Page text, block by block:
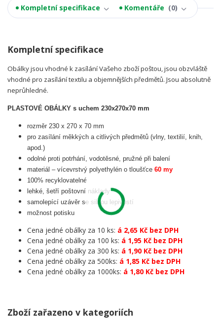
Kompletní specifikace Komentáře 0
Kompletní specifikace
Obálky jsou vhodné k zasílání Vašeho zboží poštou, jsou obzvláště
vhodné pro zasílání textilu a objemnějších předmětů. Jsou absolutně
neprůhledné.
PLASTOVÉ OBÁLKY s uchem 230x270x70 mm
rozměr 230 x 270 x 70 mm
pro zasílání měkkých a citlivých předmětů (vlny, textilií, knih,
apod.)
odolné proti potrhání, vodotěsné, pružné při balení
materiál – vícevrstvý polyethylén o tloušťce 60 my
100% recyklovatelné
lehké, šetří poštovní náklady
samolepící uzávěr se silnou lepivostí
možnost potisku
Cena jedné obálky za 10 ks: á 2,65 Kč bez DPH
Cena jedné obálky za 100 ks: á 1,95 Kč bez DPH
Cena jedné obálky za 300 ks: á 1,90 Kč bez DPH
Cena jedné obálky za 500ks: á 1,85 Kč bez DPH
Cena jedné obálky za 1000ks: á 1,80 Kč bez DPH
Zboží zařazeno v kategoriích